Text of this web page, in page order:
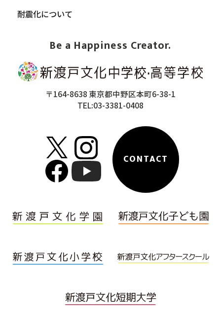
Be a Happiness Creator.
〒164-8638 東京都中野区本町6-38-1
TEL:03-3381-0408
CONTACT
耐震化について